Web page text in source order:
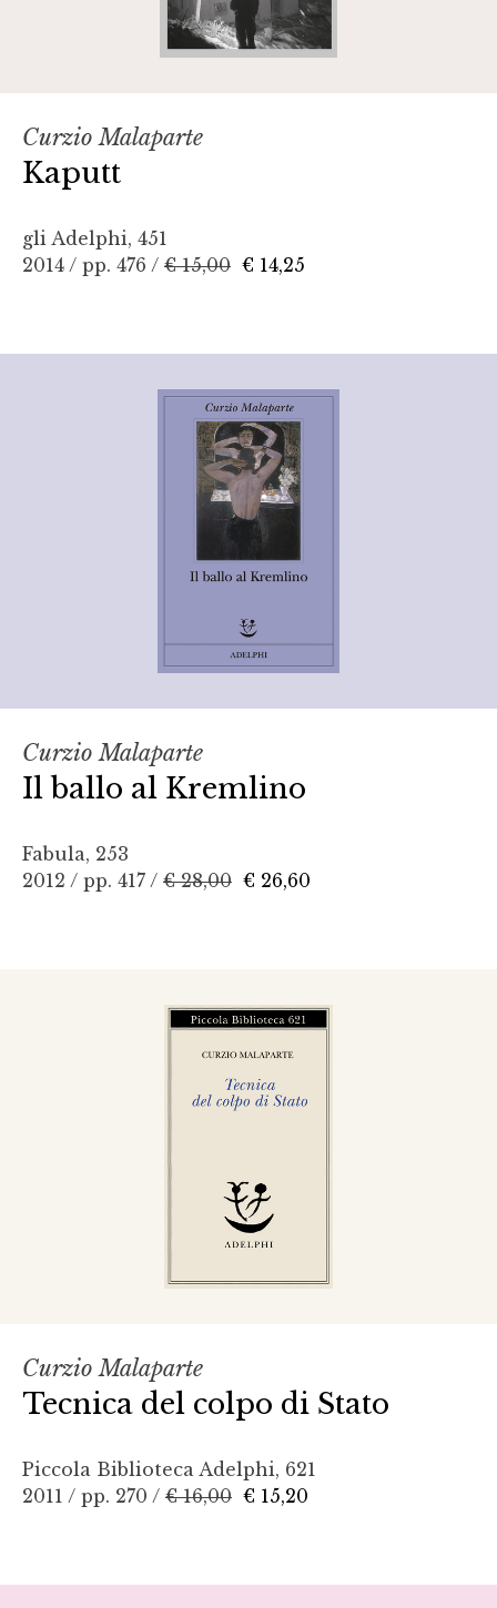
Curzio Malaparte
Kaputt
gli Adelphi, 451
2014 / pp. 476 / € 15,00 € 14,25
Curzio Malaparte
Il ballo al Kremlino
Fabula, 253
2012 / pp. 417 / € 28,00 € 26,60
Curzio Malaparte
Tecnica del colpo di Stato
Piccola Biblioteca Adelphi, 621
2011 / pp. 270 / € 16,00 € 15,20